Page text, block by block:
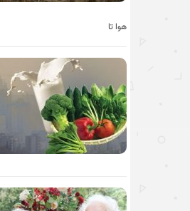
هوا تا